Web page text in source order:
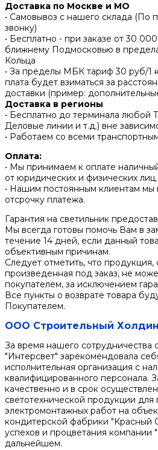
Доставка по Москве и МО
• Самовывоз с нашего склада (По
звонку)
• Бесплатно - при заказе от 30
ближнему Подмосковью в
Кольца
• За пределы МБК тариф 30 руб/1
плата будет взиматься за
доставки (пример:
Доставка в регионы
• Бесплатно до терминала любой
Деловые линии и т.д.) вне
• Работаем со всеми
Оплата:
• Мы принимаем к оплате
от юридических и физических лиц.
• Нашим постоянным клиентам мы
отсрочку платежа.
Гарантия на светильник
Мы всегда готовы помочь Вам в
течение 14 дней, если данный
объективным причинам.
Следует отметить, что продукция,
произведенная под заказ, не
покупателем, за исключением
Все пункты о возврате товара
Покупателем.
ООО Строительный
За время нашего сотрудничества
"Интерсвет" зарекомендовала
исполнительная организация с
квалифицированного персонала.
качественно и в срок
светотехнической продукции для
электромонтажных работ на
кондитерской фабрики "Красный
успехов и процветания компании
дальнейшем.